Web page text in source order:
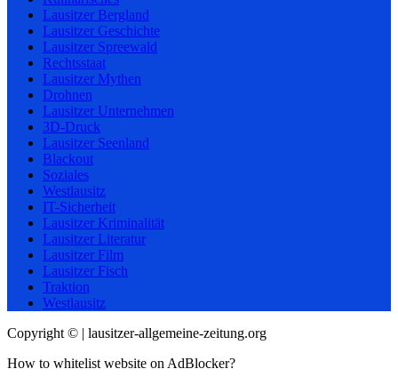
Lausitzer Bergland
Lausitzer Geschichte
Lausitzer Spreewald
Rechtsstaat
Lausitzer Mythen
Drohnen
Lausitzer Unternehmen
3D-Druck
Lausitzer Seenland
Blackout
Soziales
Westlausitz
IT-Sicherheit
Lausitzer Kriminalität
Lausitzer Literatur
Lausitzer Film
Lausitzer Fisch
Traktion
Westlausitz
Copyright © | lausitzer-allgemeine-zeitung.org
How to whitelist website on AdBlocker?